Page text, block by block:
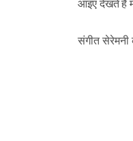
आइए देखते है
संगीत सेरेमनी